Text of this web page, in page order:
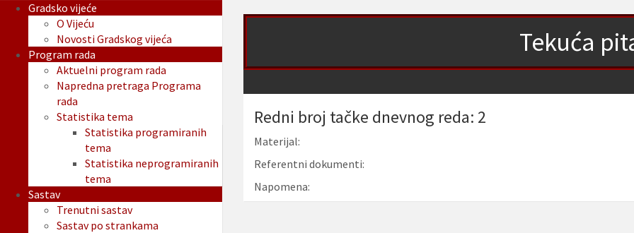
Tekuća
Redni broj tačke dnevnog reda: 2
Materijal:
Referentni dokumenti:
Napomena:
Gradsko vijeće
O Vijeću
Novosti Gradskog vijeća
Program rada
Aktuelni program rada
Napredna pretraga Programa
rada
Statistika tema
Statistika programiranih
tema
Statistika neprogramiranih
tema
Sastav
Trenutni sastav
Sastav po strankama